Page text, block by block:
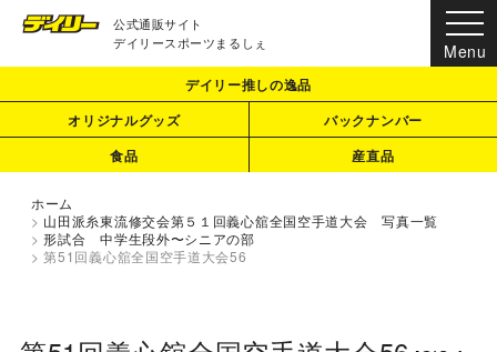
公式通販サイト
デイリースポーツまるしぇ
デイリー推しの逸品
オリジナルグッズ
バックナンバー
食品
産直品
ホーム
> 山田派糸東流修交会第５１回義心舘全国空手道大会 写真一覧
> 形試合 中学生段外〜シニアの部
> 第51回義心舘全国空手道大会56